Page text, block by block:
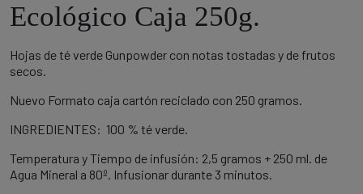
Ecológico Caja 250g.
Hojas de té verde Gunpowder con notas tostadas y de frutos
secos.
Nuevo Formato caja cartón reciclado con 250 gramos.
INGREDIENTES: 100 % té verde.
Temperatura y Tiempo de infusión: 2,5 gramos + 250 ml. de
Agua Mineral a 80º. Infusionar durante 3 minutos.